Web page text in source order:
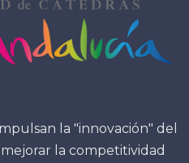
la "innovación" del
la competitividad